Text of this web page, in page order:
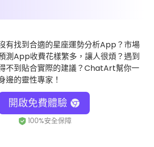
有找到合適的星座運勢分析App？市場
測App收費花樣繁多，讓人很煩？遇到
不到貼合實際的建議？ChatArt幫你一
邊的靈性專家！
開啟免費體驗